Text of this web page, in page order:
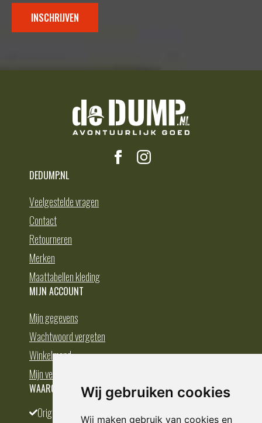
Wij gebruiken cookies
Wij maken gebruik van cookies en
INSCHRIJVEN
DEDUMP.NL
Veelgestelde vragen
Contact
Retourneren
Merken
Maattabellen kleding
MIJN ACCOUNT
Mijn gegevens
Wachtwoord vergeten
Winkelmand
Mijn verlanglijst
WAAROM BESTELLEN BIJ DEDUMP.NL
Origineel en divers